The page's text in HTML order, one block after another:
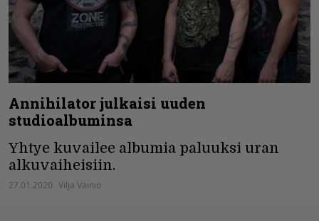
Annihilator julkaisi uuden
studioalbuminsa
Yhtye kuvailee albumia paluuksi uran
alkuvaiheisiin.
27.01.2020 Vilja Vainio